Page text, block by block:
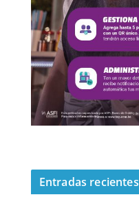
Entradas recientes